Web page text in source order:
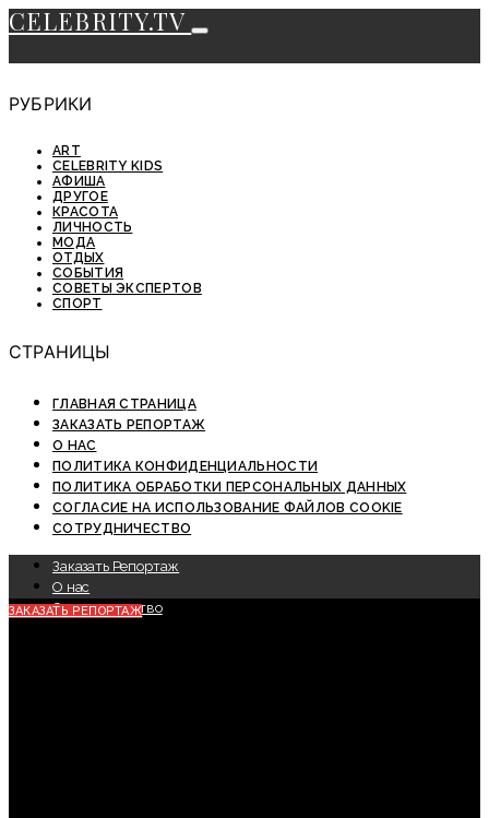
CELEBRITY.TV
РУБРИКИ
ART
CELEBRITY KIDS
АФИША
ДРУГОЕ
КРАСОТА
ЛИЧНОСТЬ
МОДА
ОТДЫХ
СОБЫТИЯ
СОВЕТЫ ЭКСПЕРТОВ
СПОРТ
СТРАНИЦЫ
ГЛАВНАЯ СТРАНИЦА
ЗАКАЗАТЬ РЕПОРТАЖ
О НАС
ПОЛИТИКА КОНФИДЕНЦИАЛЬНОСТИ
ПОЛИТИКА ОБРАБОТКИ ПЕРСОНАЛЬНЫХ ДАННЫХ
СОГЛАСИЕ НА ИСПОЛЬЗОВАНИЕ ФАЙЛОВ COOKIE
СОТРУДНИЧЕСТВО
Заказать Репортаж
О нас
Сотрудничество
ЗАКАЗАТЬ РЕПОРТАЖ